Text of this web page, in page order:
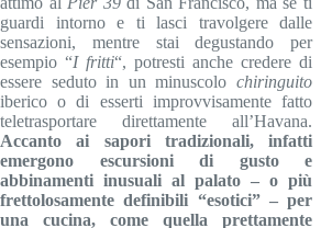
guardi intorno e ti lasci travolgere dalle
sensazioni, mentre stai degustando per
esempio “I fritti“, potresti anche credere di
essere seduto in un minuscolo chiringuito
iberico o di esserti improvvisamente fatto
teletrasportare direttamente all’Havana.
Accanto ai sapori tradizionali, infatti
emergono escursioni di gusto e
abbinamenti inusuali al palato – o più
frettolosamente definibili “esotici” – per
una cucina, come quella prettamente